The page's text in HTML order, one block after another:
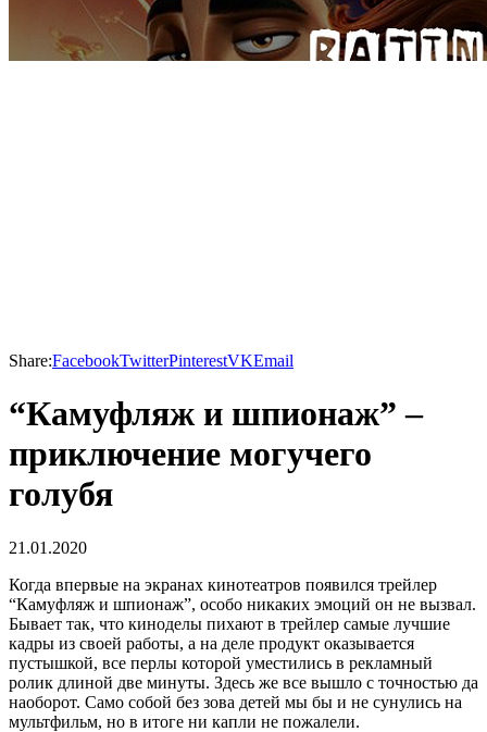
Share:FacebookTwitterPinterestVKEmail
“Камуфляж и шпионаж” –
приключение могучего
голубя
21.01.2020
Когда впервые на экранах кинотеатров появился трейлер
“Камуфляж и шпионаж”, особо никаких эмоций он не вызвал.
Бывает так, что киноделы пихают в трейлер самые лучшие
кадры из своей работы, а на деле продукт оказывается
пустышкой, все перлы которой уместились в рекламный
ролик длиной две минуты. Здесь же все вышло с точностью да
наоборот. Само собой без зова детей мы бы и не сунулись на
мультфильм, но в итоге ни капли не пожалели.